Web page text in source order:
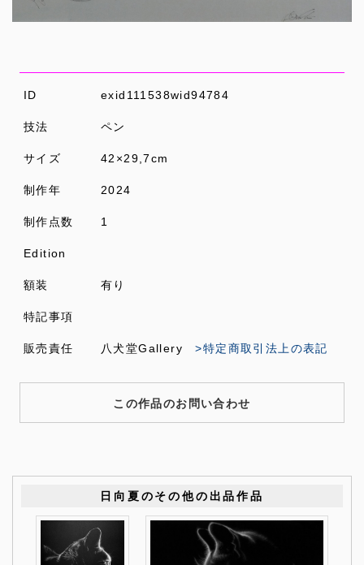
ID exid111538wid94784
技法 ペン
サイズ 42×29,7cm
制作年 2024
制作点数 1
Edition
額装 有り
特記事項
販売責任 八犬堂Gallery>特定商取引法上の表記
この作品のお問い合わせ
日向夏のその他の出品作品